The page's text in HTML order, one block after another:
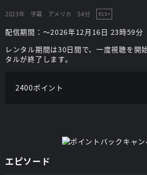
2023年 字幕 アメリカ 54分 R15+
配信期間：～2026年12月16日 23時59分
レンタル期間は30日間で、一度視聴を開
タルが終了します。
2400ポイント
エピソード